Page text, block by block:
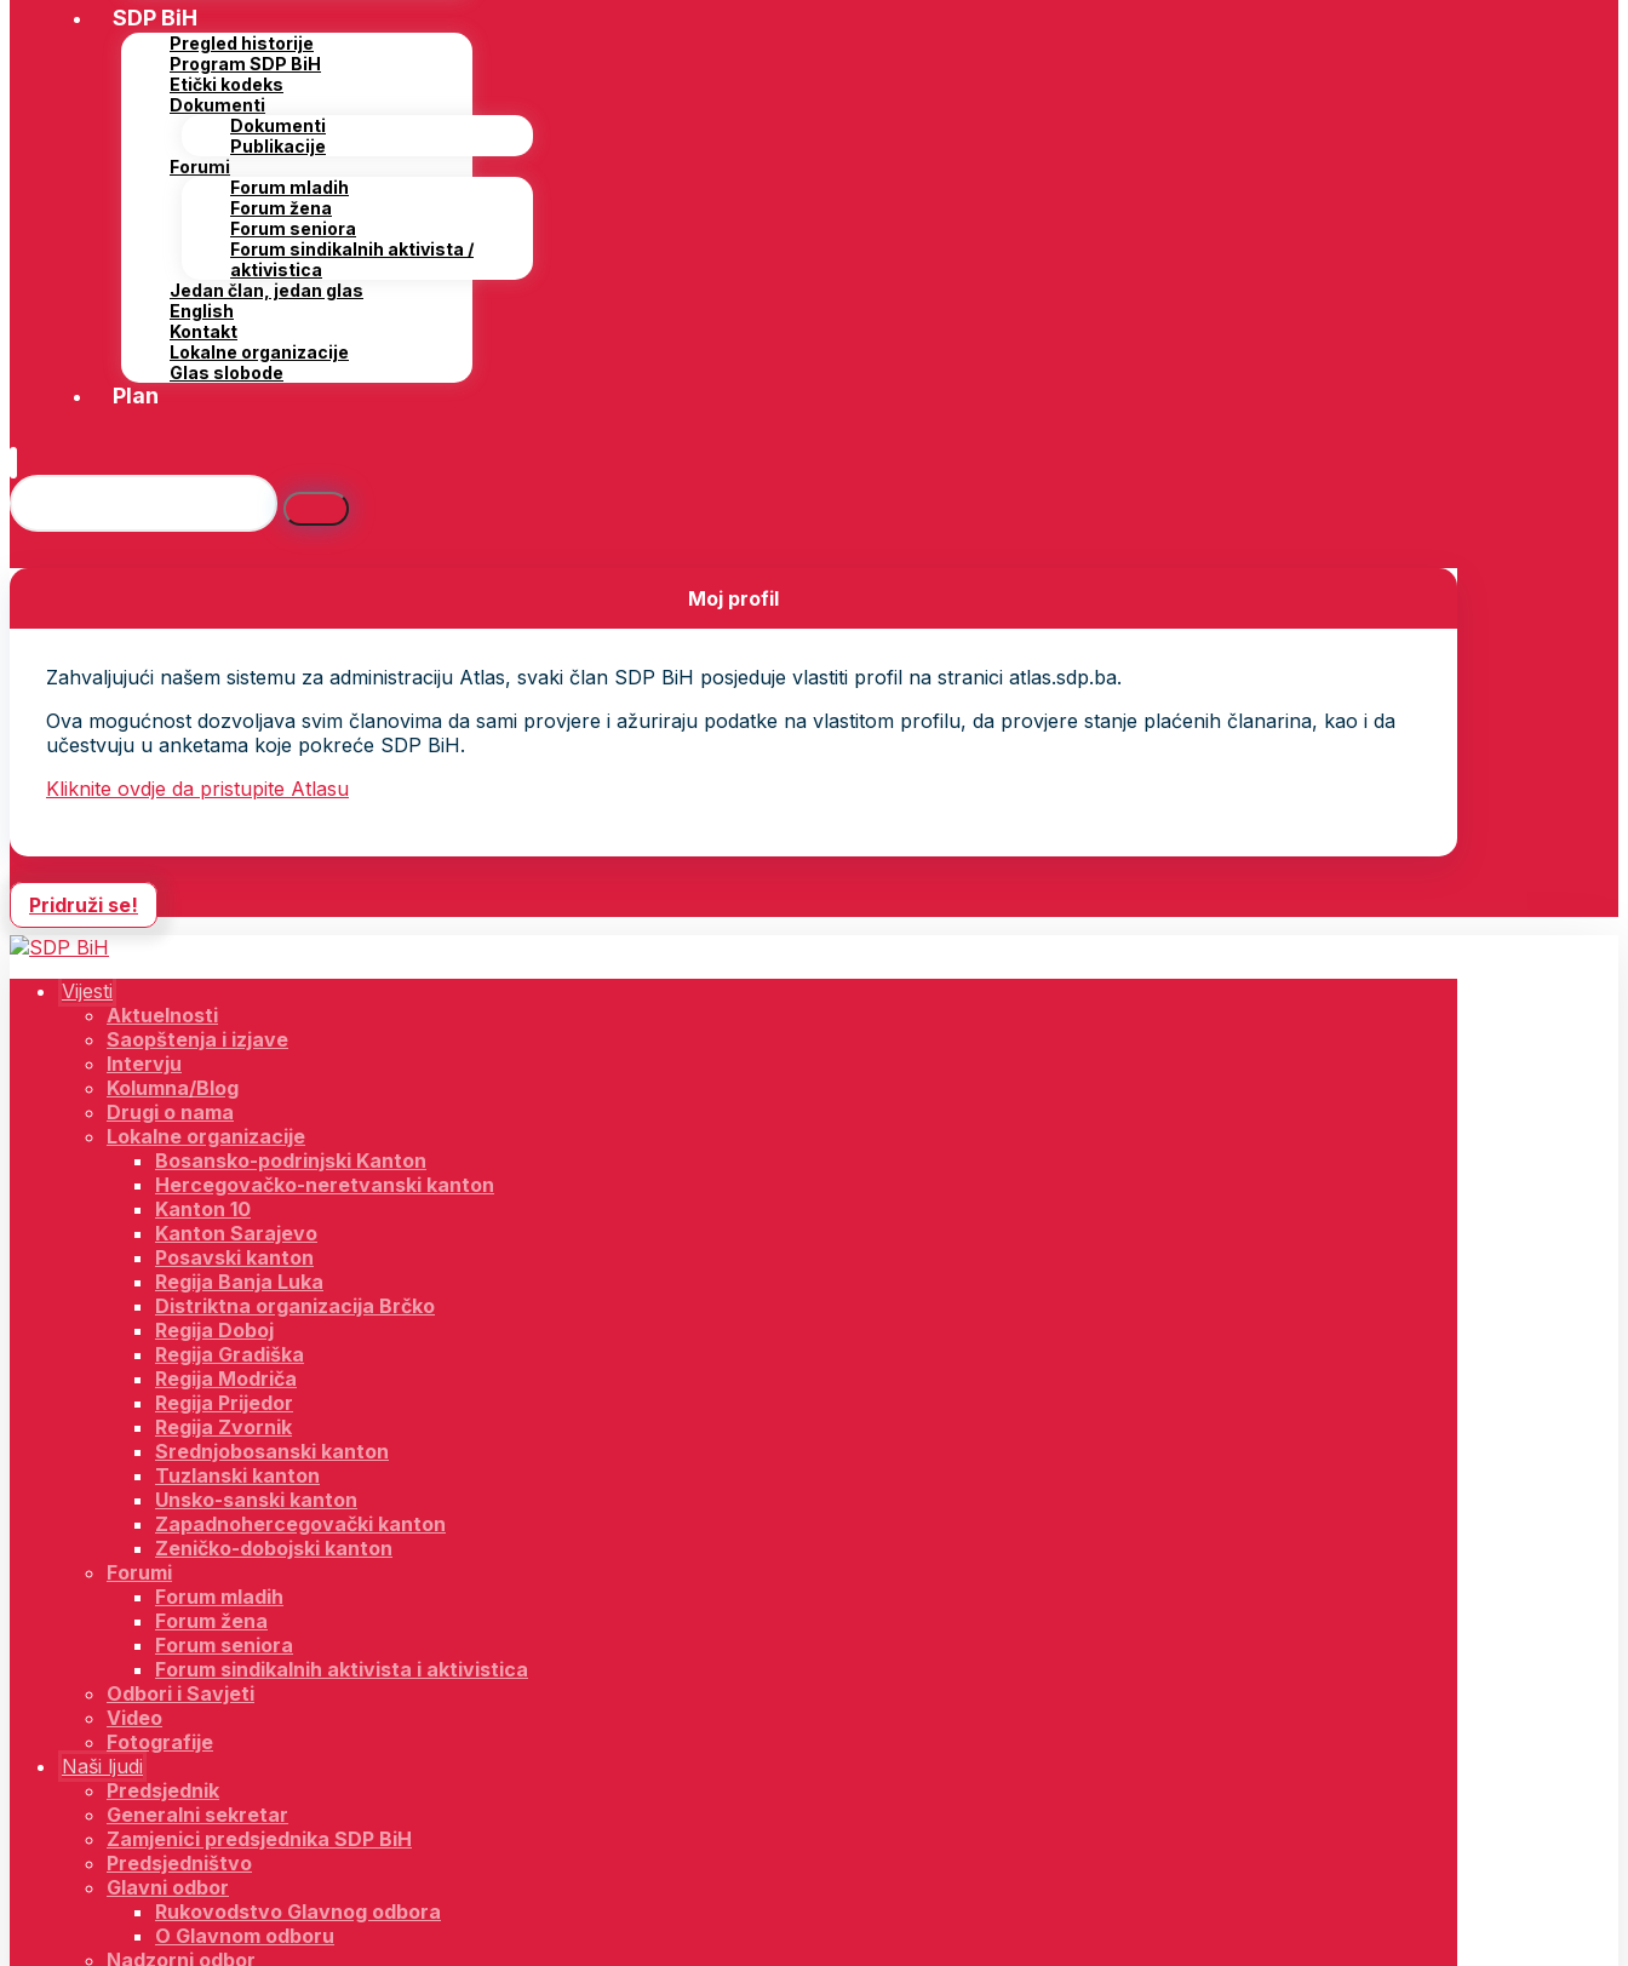
SDP BiH
Pregled historije
Program SDP BiH
Etički kodeks
Dokumenti
Dokumenti
Publikacije
Forumi
Forum mladih
Forum žena
Forum seniora
Forum sindikalnih aktivista /
aktivistica
Jedan član, jedan glas
English
Kontakt
Lokalne organizacije
Glas slobode
Plan
Moj profil
Zahvaljujući našem sistemu za administraciju Atlas, svaki član SDP BiH posjeduje vlastiti profil na stranici atlas.sdp.ba.
Ova mogućnost dozvoljava svim članovima da sami provjere i ažuriraju podatke na vlastitom profilu, da provjere stanje plaćenih članarina, kao i da
učestvuju u anketama koje pokreće SDP BiH.
Kliknite ovdje da pristupite Atlasu
Pridruži se!
Vijesti
Aktuelnosti
Saopštenja i izjave
Intervju
Kolumna/Blog
Drugi o nama
Lokalne organizacije
Bosansko-podrinjski Kanton
Hercegovačko-neretvanski kanton
Kanton 10
Kanton Sarajevo
Posavski kanton
Regija Banja Luka
Distriktna organizacija Brčko
Regija Doboj
Regija Gradiška
Regija Modriča
Regija Prijedor
Regija Zvornik
Srednjobosanski kanton
Tuzlanski kanton
Unsko-sanski kanton
Zapadnohercegovački kanton
Zeničko-dobojski kanton
Forumi
Forum mladih
Forum žena
Forum seniora
Forum sindikalnih aktivista i aktivistica
Odbori i Savjeti
Video
Fotografije
Naši ljudi
Predsjednik
Generalni sekretar
Zamjenici predsjednika SDP BiH
Predsjedništvo
Glavni odbor
Rukovodstvo Glavnog odbora
O Glavnom odboru
Nadzorni odbor